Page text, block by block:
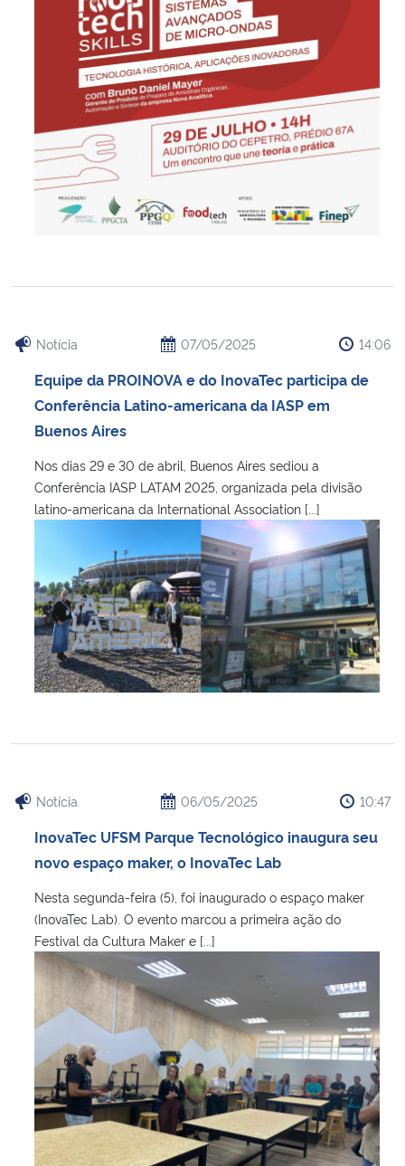
Notícia 07/05/2025 14:06
Equipe da PROINOVA e do InovaTec participa de
Conferência Latino-americana da IASP em
Buenos Aires
Nos dias 29 e 30 de abril, Buenos Aires sediou a
Conferência IASP LATAM 2025, organizada pela divisão
latino-americana da International Association [...]
Notícia 06/05/2025 10:47
InovaTec UFSM Parque Tecnológico inaugura seu
novo espaço maker, o InovaTec Lab
Nesta segunda-feira (5), foi inaugurado o espaço maker
(InovaTec Lab). O evento marcou a primeira ação do
Festival da Cultura Maker e [...]